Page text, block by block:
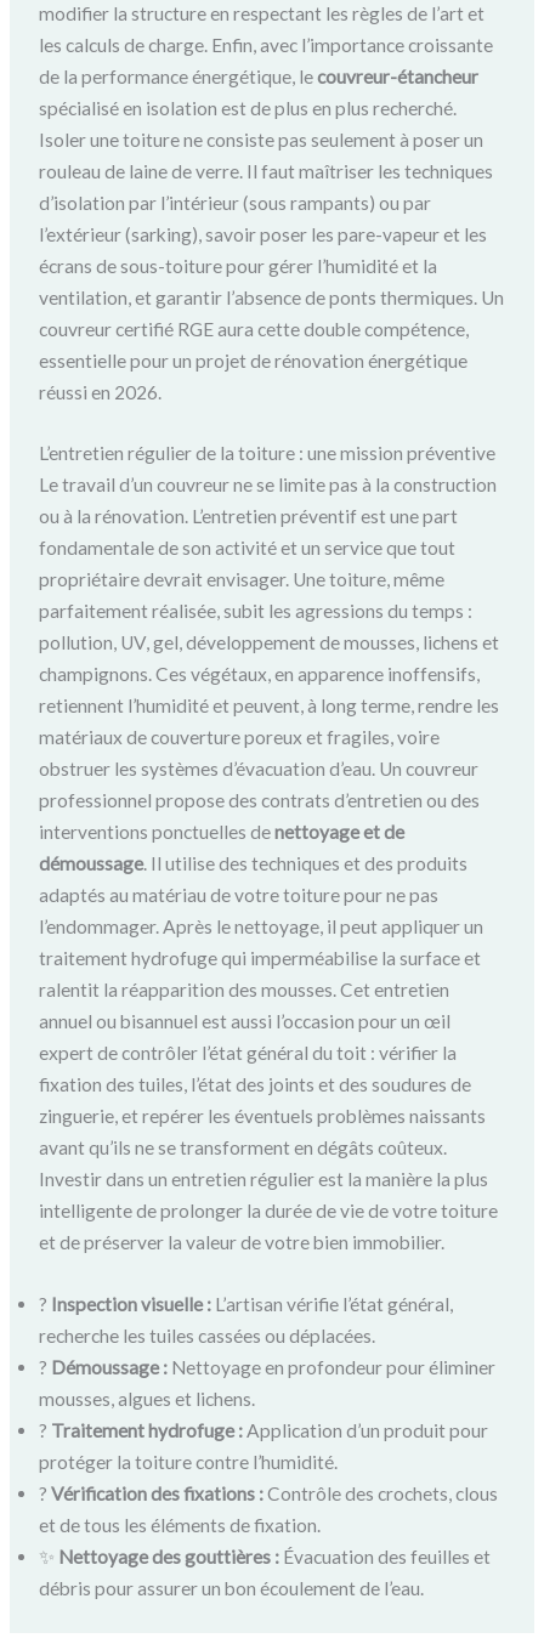
modifier la structure en respectant les règles de l’art et
les calculs de charge. Enfin, avec l’importance croissante
de la performance énergétique, lecouvreur-étancheur
spécialisé en isolation est de plus en plus recherché.
Isoler une toiture ne consiste pas seulement à poser un
rouleau de laine de verre. Il faut maîtriser les techniques
d’isolation par l’intérieur (sous rampants) ou par
l’extérieur (sarking), savoir poser les pare-vapeur et les
écrans de sous-toiture pour gérer l’humidité et la
ventilation, et garantir l’absence de ponts thermiques. Un
couvreur certifié RGE aura cette double compétence,
essentielle pour un projet de rénovation énergétique
réussi en 2026.
L’entretien régulier de la toiture : une mission préventive
Le travail d’un couvreur ne se limite pas à la construction
ou à la rénovation. L’entretien préventif est une part
fondamentale de son activité et un service que tout
propriétaire devrait envisager. Une toiture, même
parfaitement réalisée, subit les agressions du temps :
pollution, UV, gel, développement de mousses, lichens et
champignons. Ces végétaux, en apparence inoffensifs,
retiennent l’humidité et peuvent, à long terme, rendre les
matériaux de couverture poreux et fragiles, voire
obstruer les systèmes d’évacuation d’eau. Un couvreur
professionnel propose des contrats d’entretien ou des
interventions ponctuelles denettoyage et de
démoussage. Il utilise des techniques et des produits
adaptés au matériau de votre toiture pour ne pas
l’endommager. Après le nettoyage, il peut appliquer un
traitement hydrofuge qui imperméabilise la surface et
ralentit la réapparition des mousses. Cet entretien
annuel ou bisannuel est aussi l’occasion pour un œil
expert de contrôler l’état général du toit : vérifier la
fixation des tuiles, l’état des joints et des soudures de
zinguerie, et repérer les éventuels problèmes naissants
avant qu’ils ne se transforment en dégâts coûteux.
Investir dans un entretien régulier est la manière la plus
intelligente de prolonger la durée de vie de votre toiture
et de préserver la valeur de votre bien immobilier.
? Inspection visuelle : L’artisan vérifie l’état général,
recherche les tuiles cassées ou déplacées.
? Démoussage : Nettoyage en profondeur pour éliminer
mousses, algues et lichens.
? Traitement hydrofuge :Application d’un produit pour
protéger la toiture contre l’humidité.
?Vérification des fixations :Contrôle des crochets, clous
et de tous les éléments de fixation.
✨ Nettoyage des gouttières : Évacuation des feuilles et
débris pour assurer un bon écoulement de l’eau.